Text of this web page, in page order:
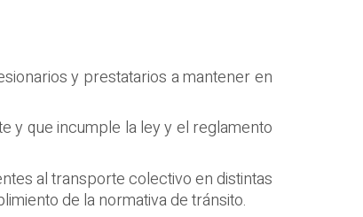
y prestatarios a mantener en
y que incumple la ley y el reglamento
al transporte colectivo en distintas
de la normativa de tránsito.